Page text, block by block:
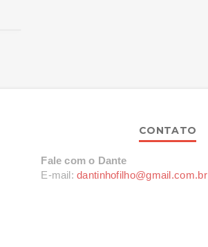
CONTATO
Fale com o Dante
E-mail: dantinhofilho@gmail.com.br